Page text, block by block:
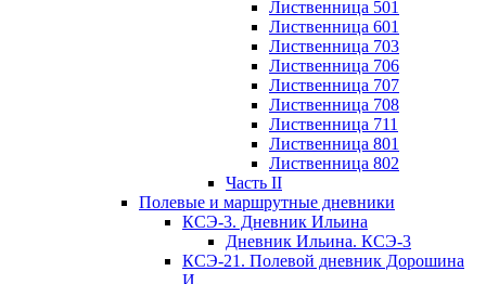
Лиственница 501
Лиственница 601
Лиственница 703
Лиственница 706
Лиственница 707
Лиственница 708
Лиственница 711
Лиственница 801
Лиственница 802
Часть II
Полевые и маршрутные дневники
КСЭ-3. Дневник Ильина
Дневник Ильина. КСЭ-3
КСЭ-21. Полевой дневник Дорошина
И.